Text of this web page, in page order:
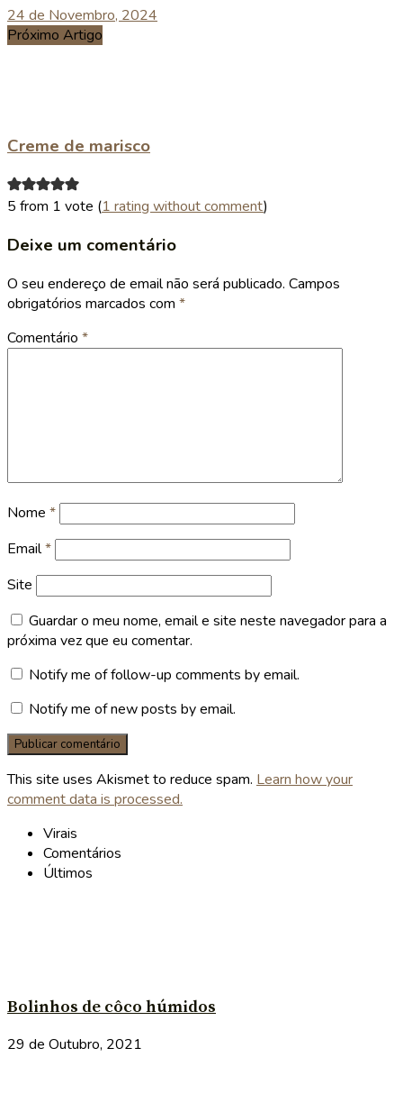
24 de Novembro, 2024
Próximo Artigo
Creme de marisco
5 from 1 vote (1 rating without comment)
Deixe um comentário
O seu endereço de email não será publicado. Campos
obrigatórios marcados com *
Comentário *
Nome *
Email*
Site
Guardar o meu nome, email e site neste navegador para a
próxima vez que eu comentar.
Notify me of follow-up comments by email.
Notify me of new posts by email.
This site uses Akismet to reduce spam. Learn how your
comment data is processed.
Virais
Comentários
Últimos
Bolinhos de côco húmidos
29 de Outubro, 2021